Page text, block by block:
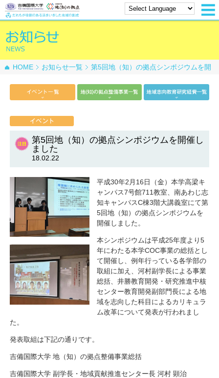
HOME お知らせ一覧
第5回地（知）の拠点シンポジウムを開
第5回地（知）の拠点シンポジウムを開催し
ました
18.02.22
平成30年2月16日（金）本学高梁キ
ャンパス7号館711教室、南あわじ志
知キャンパスC棟3階大講義室にて第
5回地（知）の拠点シンポジウムを
開催しました。
本シンポジウムは平成25年度より5
年にわたる本学COC事業の総括とし
て開催し、例年行っている各学部の
取組に加え、河村副学長による事業
総括、井勝教育開発・研究推進中核
センター教育開発副部門長による地
域を志向した科目によるカリキュラ
ム改革について発表が行われまし
た。
発表取組は下記の通りです。
吉備国際大学 地（知）の拠点整備事業総括
吉備国際大学 副学長・地域貢献推進センター長 河村 顕治